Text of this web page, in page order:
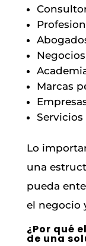
Marcas
Lo
una
pueda
el negocio
¿Por qué
de una